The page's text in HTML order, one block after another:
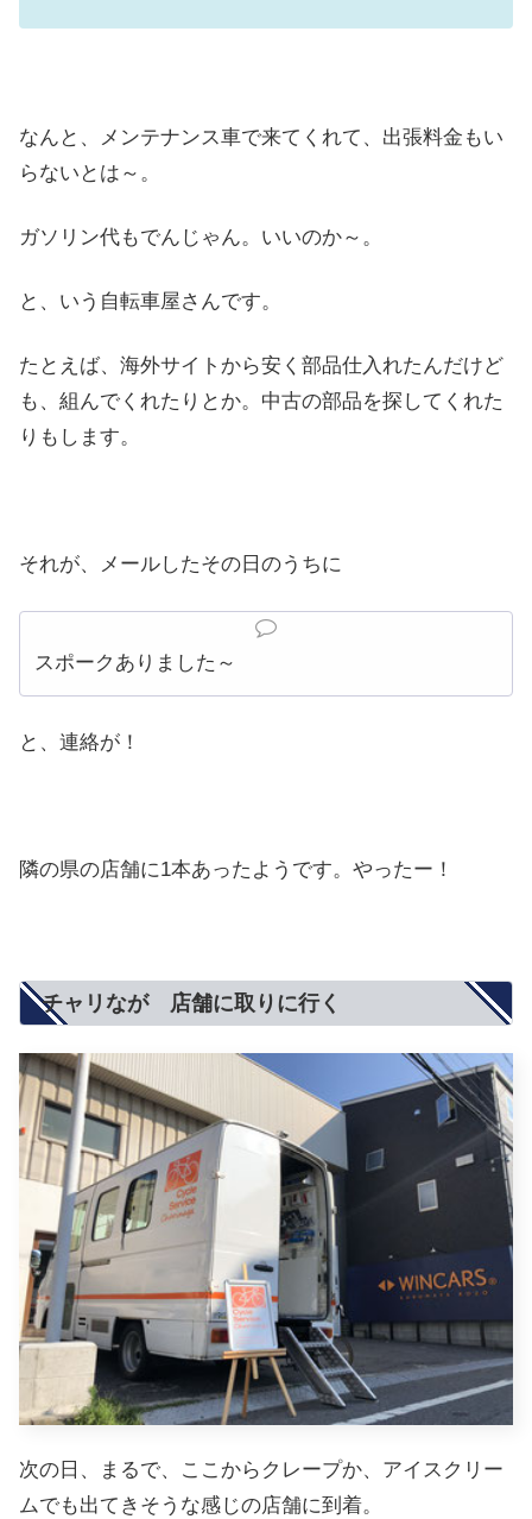
なんと、メンテナンス車で来てくれて、出張料金もい
らないとは～。
ガソリン代もでんじゃん。いいのか～。
と、いう自転車屋さんです。
たとえば、海外サイトから安く部品仕入れたんだけど
も、組んでくれたりとか。中古の部品を探してくれた
りもします。
それが、メールしたその日のうちに
スポークありました～
と、連絡が！
隣の県の店舗に1本あったようです。やったー！
チャリなが 店舗に取りに行く
次の日、まるで、ここからクレープか、アイスクリー
ムでも出てきそうな感じの店舗に到着。